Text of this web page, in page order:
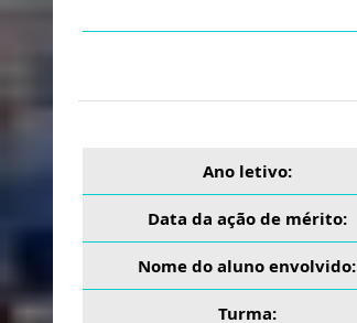
Ano letivo:
Data da ação de mérito:
Nome do aluno envolvido:
Turma: